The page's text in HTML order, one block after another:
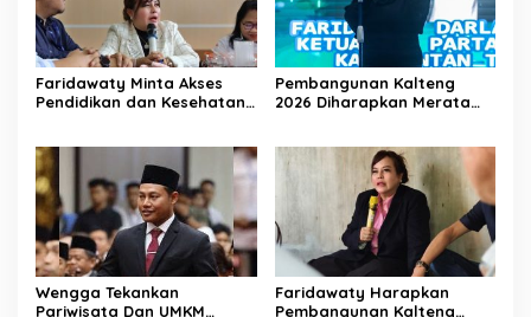
Faridawaty Minta Akses
Pendidikan dan Kesehatan
Pembangunan Kalteng
2026 Diharapkan Merata
Wengga Tekankan
Pariwisata Dan UMKM
Faridawaty Harapkan
Pembangunan Kalteng